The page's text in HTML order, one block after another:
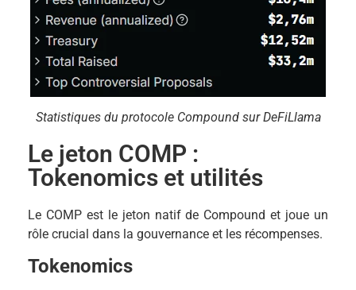
Statistiques du protocole Compound sur DeFiLlama
Le jeton COMP :
Tokenomics et utilités
Le COMP est le jeton natif de Compound et joue un
rôle crucial dans la gouvernance et les récompenses.
Tokenomics